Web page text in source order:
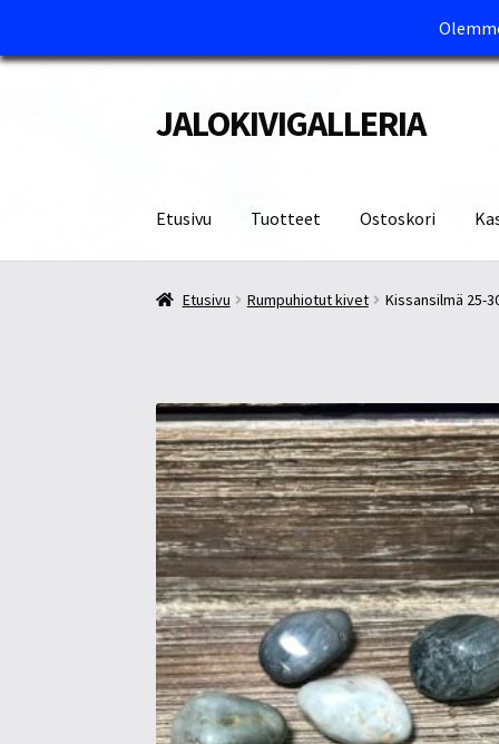
Siirry
navigointiin
Siirry
sisältöön
JALOKIVIGALLERIA
Etusivu Tuotteet Ostoskori
Etusivu Kassa Maksutavat ja Tärkeää tietää
Etusivu Rumpuhiotut kivet Kissansilmä 25-